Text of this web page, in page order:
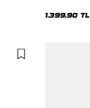
Hoodie
1.399,90 TL